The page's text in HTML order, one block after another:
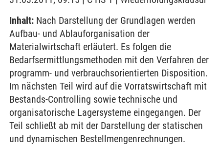
Inhalt: Nach Darstellung der Grundlagen werden
Aufbau- und Ablauforganisation der
Materialwirtschaft erläutert. Es folgen die
Bedarfsermittlungsmethoden mit den Verfahren der
programm- und verbrauchsorientierten Disposition.
Im nächsten Teil wird auf die Vorratswirtschaft mit
Bestands-Controlling sowie technische und
organisatorische Lagersysteme eingegangen. Der
Teil schließt ab mit der Darstellung der statischen
und dynamischen Bestellmengenrechnungen.